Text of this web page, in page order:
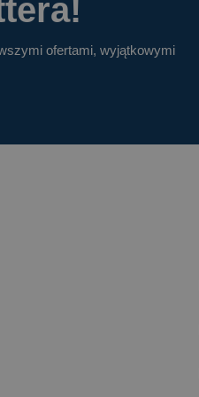
ofertami, wyjątkowymi